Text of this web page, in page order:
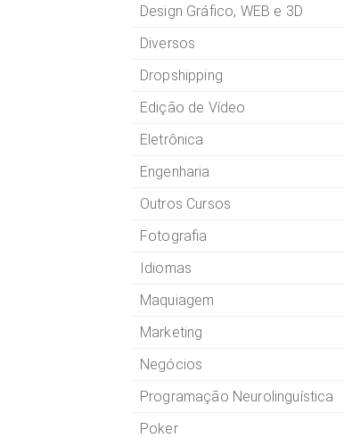
Design Gráfico, WEB e 3D
Diversos
Dropshipping
Edição de Vídeo
Eletrônica
Engenharia
Outros Cursos
Fotografia
Idiomas
Maquiagem
Marketing
Negócios
Programação Neurolinguística
Poker